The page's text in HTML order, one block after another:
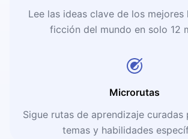
Lee las ideas clave de los mejores
ficción del mundo en solo 12
Microrutas
Sigue rutas de aprendizaje curadas
temas y habilidades